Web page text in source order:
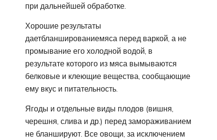
при дальнейшей обработке.
Хорошие результаты
даетбланшированиемяса перед варкой, а не
промывание его холодной водой, в
результате которого из мяса вымываются
белковые и клеющие вещества, сообщающие
ему вкус и питательность.
Ягоды и отдельные виды плодов (вишня,
черешня, слива и др.) перед замораживанием
не бланшируют. Все овощи, за исключением